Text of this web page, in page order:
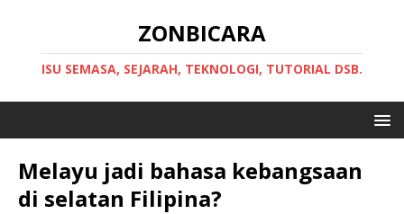
ZONBICARA
ISU SEMASA, SEJARAH, TEKNOLOGI, TUTORIAL DSB.
Melayu jadi bahasa kebangsaan
di selatan Filipina?